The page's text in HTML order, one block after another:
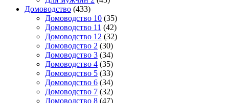
Домоводство (433)
Домоводство 10 (35)
Домоводство 11 (42)
Домоводство 12 (32)
Домоводство 2 (30)
Домоводство 3 (34)
Домоводство 4 (35)
Домоводство 5 (33)
Домоводство 6 (34)
Домоводство 7 (32)
Домоводство 8 (47)